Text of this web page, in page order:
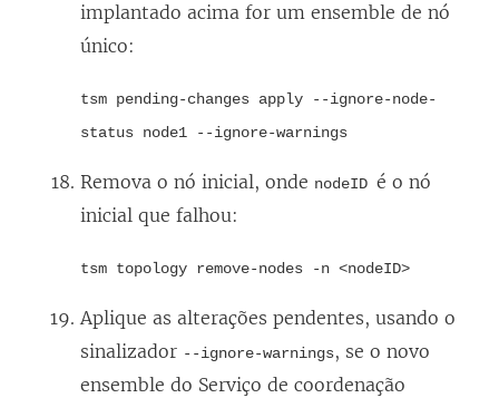
implantado acima for um ensemble de nó
único:
tsm pending-changes apply --ignore-node-
status node1 --ignore-warnings
Remova o nó inicial, onde nodeID é o nó
inicial que falhou:
tsm topology remove-nodes -n <nodeID>
Aplique as alterações pendentes, usando o
sinalizador --ignore-warnings, se o novo
ensemble do Serviço de coordenação